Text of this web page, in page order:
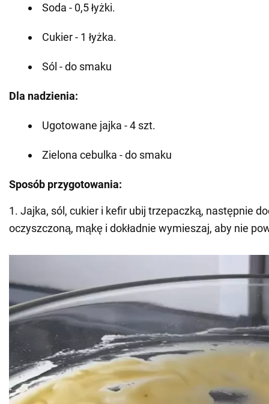
Soda - 0,5 łyżki.
Cukier - 1 łyżka.
Sól - do smaku
Dla nadzienia:
Ugotowane jajka - 4 szt.
Zielona cebulka - do smaku
Sposób przygotowania:
1. Jajka, sól, cukier i kefir ubij trzepaczką, następnie
oczyszczoną, mąkę i dokładnie wymieszaj, aby nie